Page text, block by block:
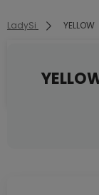
Wybierz
zaloguj
LadySi YELLOW